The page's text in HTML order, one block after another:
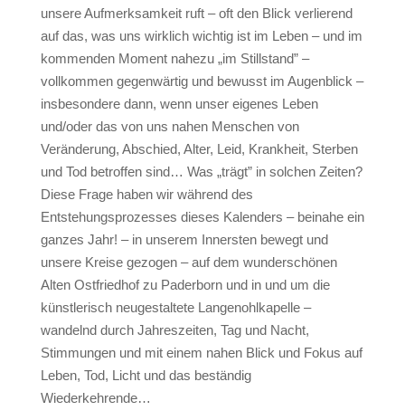
unsere Aufmerksamkeit ruft – oft den Blick verlierend
auf das, was uns wirklich wichtig ist im Leben – und im
kommenden Moment nahezu „im Stillstand” –
vollkommen gegenwärtig und bewusst im Augenblick –
ins­besondere dann, wenn unser eigenes Leben
und/oder das von uns nahen Menschen von
Veränderung, Abschied, Alter, Leid, Krankheit, Sterben
und Tod betroffen sind… Was „trägt” in solchen Zeiten?
Diese Frage haben wir während des
Entstehungsprozesses dieses Kalenders – beinahe ein
ganzes Jahr! – in unserem Innersten bewegt und
unsere Kreise gezogen – auf dem wunderschönen
Alten Ostfriedhof zu Paderborn und in und um die
künstlerisch neugestaltete Langenohlkapelle –
wandelnd durch Jahreszeiten, Tag und Nacht,
Stimmungen und mit einem nahen Blick und Fokus auf
Leben, Tod, Licht und das beständig
Wiederkehrende…